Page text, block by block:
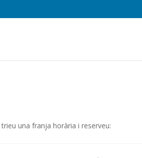
una franja horària i reserveu: